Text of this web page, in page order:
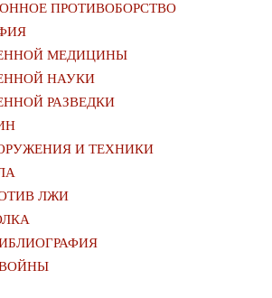
ПРОТИВОБОРСТВО
МЕДИЦИНЫ
НАУКИ
РАЗВЕДКИ
И ТЕХНИКИ
ЛЖИ